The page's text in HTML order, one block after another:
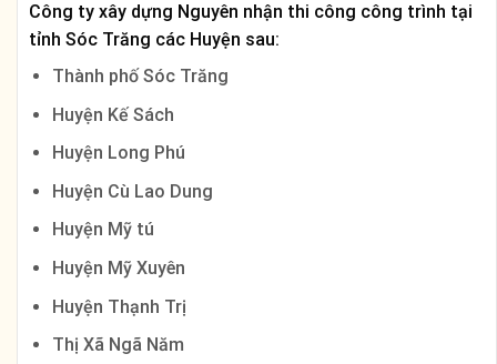
Công ty xây dựng Nguyên nhận thi công công trình tại
tỉnh Sóc Trăng các Huyện sau:
Thành phố Sóc Trăng
Huyện Kế Sách
Huyện Long Phú
Huyện Cù Lao Dung
Huyện Mỹ tú
Huyện Mỹ Xuyên
Huyện Thạnh Trị
Thị Xã Ngã Năm